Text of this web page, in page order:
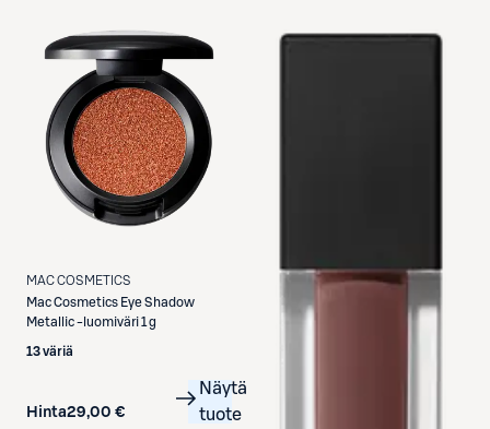
MAC COSMETICS
Mac Cosmetics Eye Shadow
Metallic -luomiväri 1 g
13 väriä
Hinta29,00 €
Näytä
tuote